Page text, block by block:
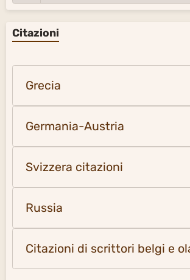
Citazioni
Grecia
Germania-Austria
Svizzera citazioni
Russia
Citazioni di scrittori belgi e